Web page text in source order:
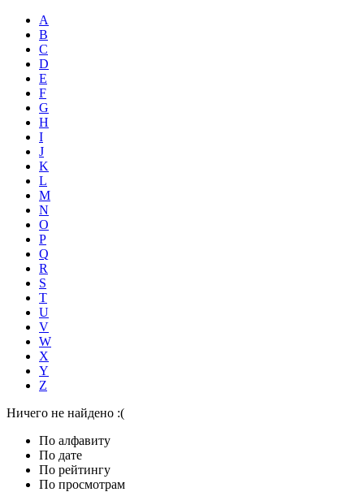
A
B
C
D
E
F
G
H
I
J
K
L
M
N
O
P
Q
R
S
T
U
V
W
X
Y
Z
Ничего не найдено :(
По алфавиту
По дате
По рейтингу
По просмотрам